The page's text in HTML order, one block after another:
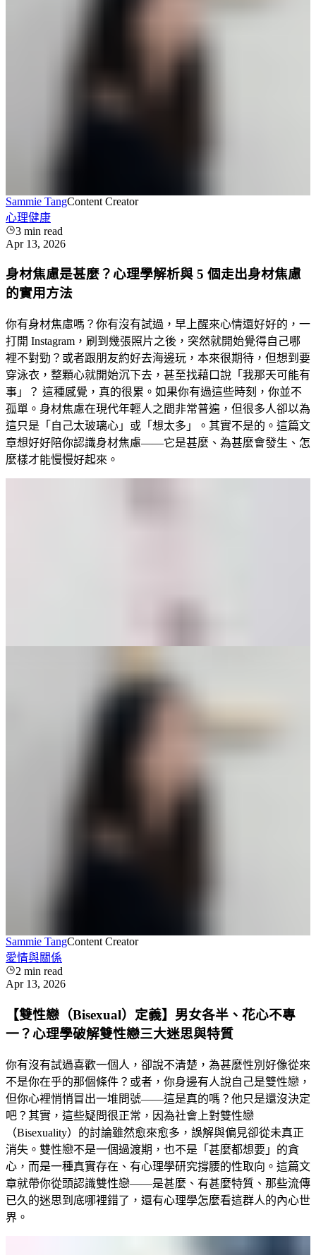
Sammie TangContent Creator
心理健康
3 min read
Apr 13, 2026
身材焦慮是甚麼？心理學解析與 5 個走出身材焦慮
的實用方法
你有身材焦慮嗎？你有沒有試過，早上醒來心情還好好的，一
打開 Instagram，刷到幾張照片之後，突然就開始覺得自己哪
裡不對勁？或者跟朋友約好去海邊玩，本來很期待，但想到要
穿泳衣，整顆心就開始沉下去，甚至找藉口說「我那天可能有
事」？ 這種感覺，真的很累。如果你有過這些時刻，你並不
孤單。身材焦慮在現代年輕人之間非常普遍，但很多人卻以為
這只是「自己太玻璃心」或「想太多」。其實不是的。這篇文
章想好好陪你認識身材焦慮——它是甚麼、為甚麼會發生、怎
麼樣才能慢慢好起來。
Sammie TangContent Creator
愛情與關係
2 min read
Apr 13, 2026
【雙性戀（Bisexual）定義】男女各半、花心不專
一？心理學破解雙性戀三大迷思與特質
你有沒有試過喜歡一個人，卻說不清楚，為甚麼性別好像從來
不是你在乎的那個條件？或者，你身邊有人說自己是雙性戀，
但你心裡悄悄冒出一堆問號——這是真的嗎？他只是還沒決定
吧？其實，這些疑問很正常，因為社會上對雙性戀
（Bisexuality）的討論雖然愈來愈多，誤解與偏見卻從未真正
消失。雙性戀不是一個過渡期，也不是「甚麼都想要」的貪
心，而是一種真實存在、有心理學研究撐腰的性取向。這篇文
章就帶你從頭認識雙性戀——是甚麼、有甚麼特質、那些流傳
已久的迷思到底哪裡錯了，還有心理學怎麼看這群人的內心世
界。